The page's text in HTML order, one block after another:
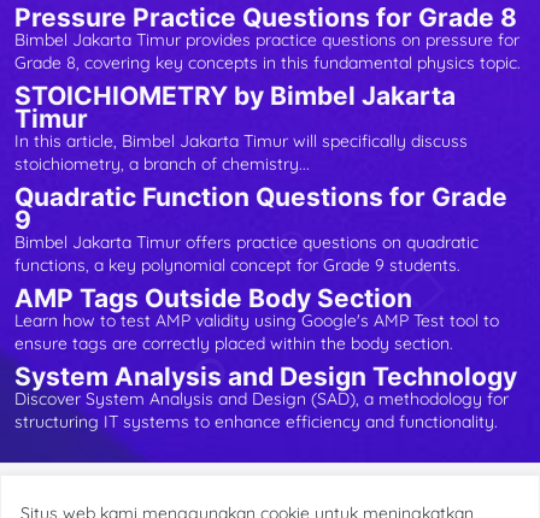
Pressure Practice Questions for Grade 8
Bimbel Jakarta Timur provides practice questions on pressure for
Grade 8, covering key concepts in this fundamental physics topic.
STOICHIOMETRY by Bimbel Jakarta
Timur
In this article, Bimbel Jakarta Timur will specifically discuss
stoichiometry, a branch of chemistry...
Quadratic Function Questions for Grade
9
Bimbel Jakarta Timur offers practice questions on quadratic
functions, a key polynomial concept for Grade 9 students.
AMP Tags Outside Body Section
Learn how to test AMP validity using Google's AMP Test tool to
ensure tags are correctly placed within the body section.
System Analysis and Design Technology
Discover System Analysis and Design (SAD), a methodology for
structuring IT systems to enhance efficiency and functionality.
Blogger by Radarhot Com |
Designed by
Situs web kami menggunakan cookie untuk meningkatkan